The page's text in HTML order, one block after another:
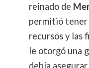
reinado de
permitió tener
recursos y las
le otorgó una
debía